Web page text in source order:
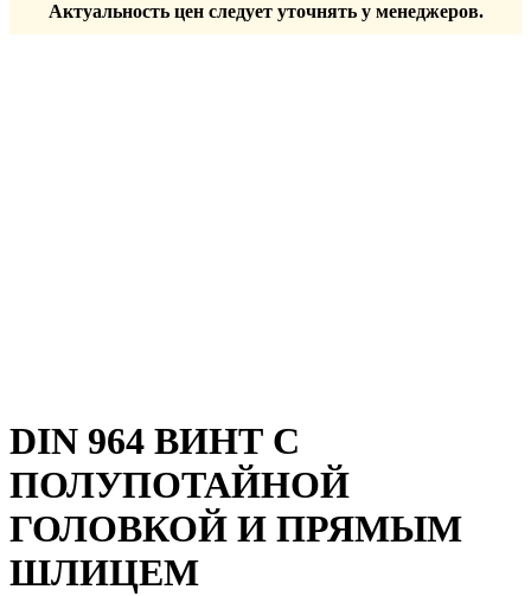
Актуальность цен следует уточнять у менеджеров.
DIN 964 ВИНТ С
ПОЛУПОТАЙНОЙ
ГОЛОВКОЙ И ПРЯМЫМ
ШЛИЦЕМ